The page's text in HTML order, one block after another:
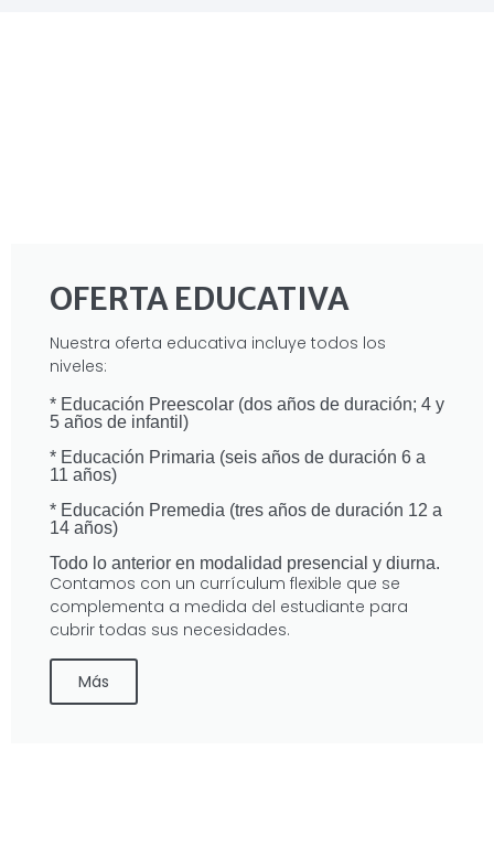
OFERTA EDUCATIVA
Nuestra oferta educativa incluye todos los
niveles:
* Educación Preescolar (dos años de duración; 4 y
5 años de infantil)
* Educación Primaria (seis años de duración 6 a
11 años)
* Educación Premedia (tres años de duración 12 a
14 años)
Todo lo anterior en modalidad presencial y diurna.
Contamos con un currículum flexible que se
complementa a medida del estudiante para
cubrir todas sus necesidades.
Más